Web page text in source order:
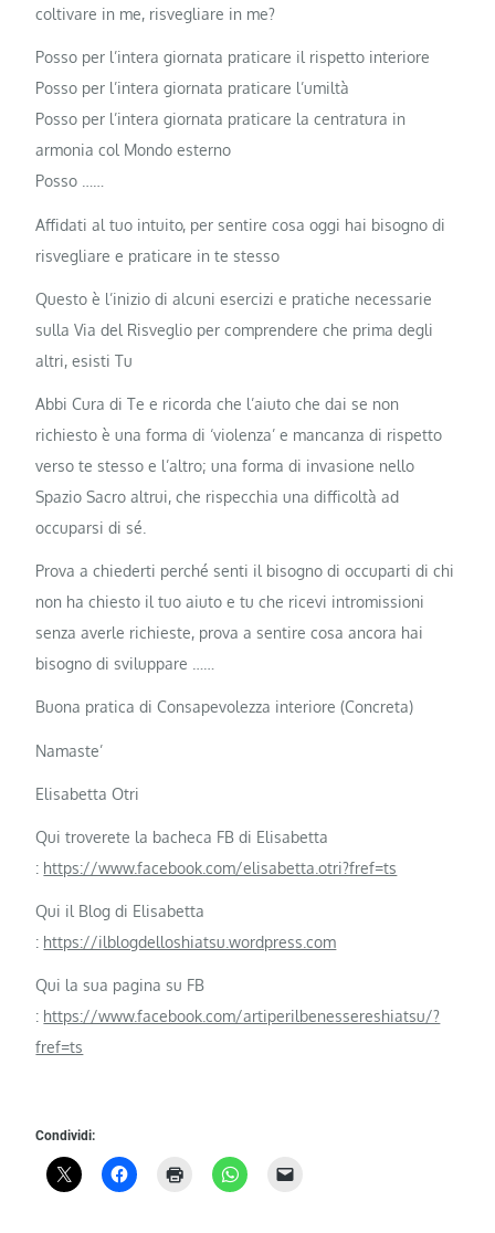
coltivare in me, risvegliare in me?
Posso per l’intera giornata praticare il rispetto interiore
Posso per l’intera giornata praticare l’umiltà
Posso per l’intera giornata praticare la centratura in
armonia col Mondo esterno
Posso ……
Affidati al tuo intuito, per sentire cosa oggi hai bisogno di
risvegliare e praticare in te stesso
Questo è l’inizio di alcuni esercizi e pratiche necessarie
sulla Via del Risveglio per comprendere che prima degli
altri, esisti Tu
Abbi Cura di Te e ricorda che l’aiuto che dai se non
richiesto è una forma di ‘violenza’ e mancanza di rispetto
verso te stesso e l’altro; una forma di invasione nello
Spazio Sacro altrui, che rispecchia una difficoltà ad
occuparsi di sé.
Prova a chiederti perché senti il bisogno di occuparti di chi
non ha chiesto il tuo aiuto e tu che ricevi intromissioni
senza averle richieste, prova a sentire cosa ancora hai
bisogno di sviluppare ……
Buona pratica di Consapevolezza interiore (Concreta)
Namaste’
Elisabetta Otri
Qui troverete la bacheca FB di Elisabetta
: https://www.facebook.com/elisabetta.otri?fref=ts
Qui il Blog di Elisabetta
: https://ilblogdelloshiatsu.wordpress.com
Qui la sua pagina su FB
: https://www.facebook.com/artiperilbenessereshiatsu/?
fref=ts
Condividi: